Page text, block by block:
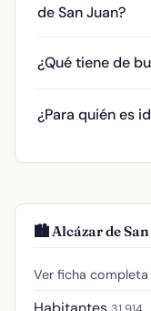
de San Juan?
¿Qué tiene de
¿Para quién es
🏙️ Alcázar de
Ver ficha completa